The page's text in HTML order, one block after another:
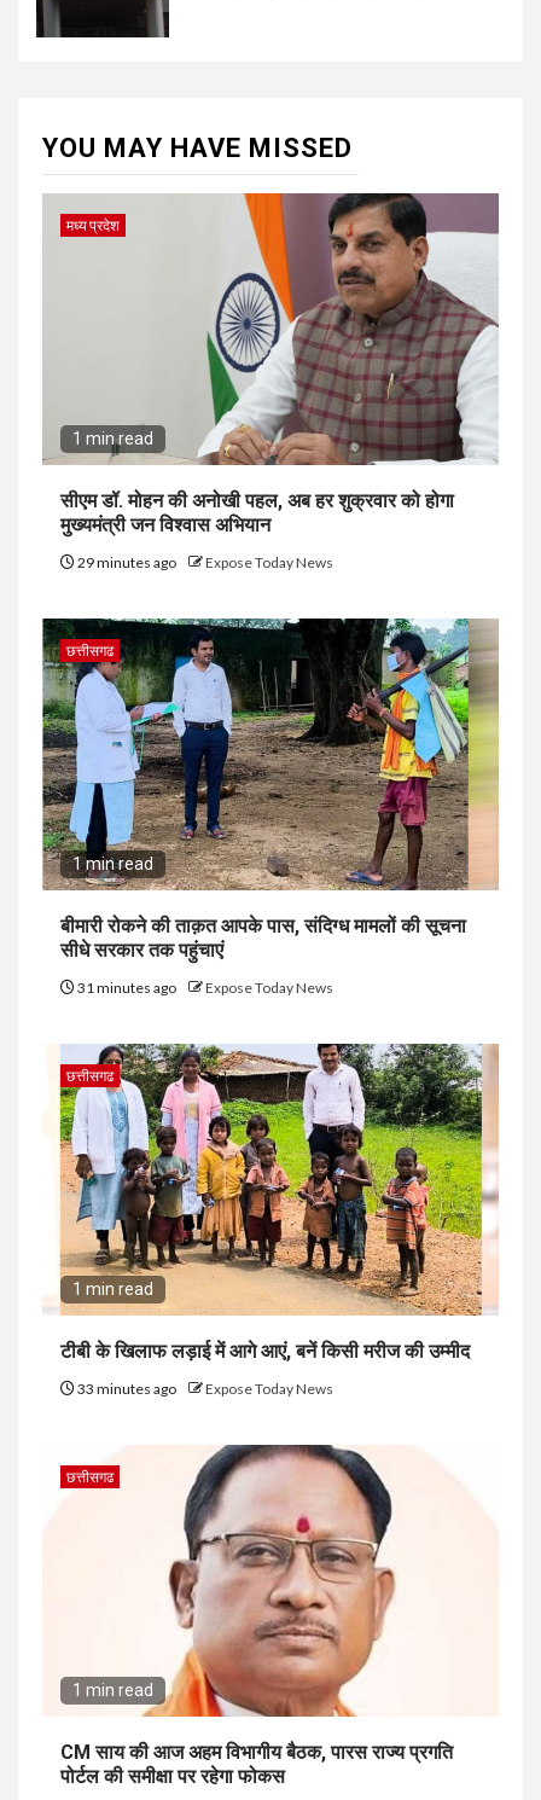
YOU MAY HAVE MISSED
मध्य प्रदेश
1 min read
सीएम डॉ. मोहन की अनोखी पहल, अब हर शुक्रवार को होगा
मुख्यमंत्री जन विश्वास अभियान
29 minutes ago Expose Today News
छत्तीसगढ
1 min read
बीमारी रोकने की ताक़त आपके पास, संदिग्ध मामलों की सूचना
सीधे सरकार तक पहुंचाएं
31 minutes ago Expose Today News
छत्तीसगढ
1 min read
टीबी के खिलाफ लड़ाई में आगे आएं, बनें किसी मरीज की उम्मीद
33 minutes ago Expose Today News
छत्तीसगढ
1 min read
CM साय की आज अहम विभागीय बैठक, पारस राज्य प्रगति
पोर्टल की समीक्षा पर रहेगा फोकस